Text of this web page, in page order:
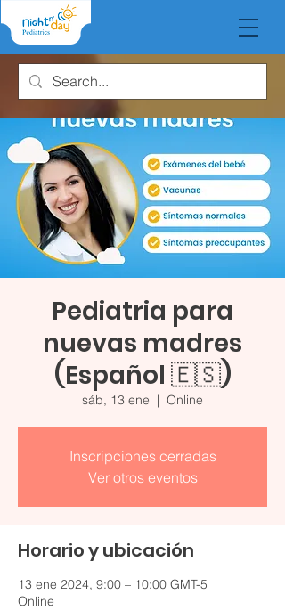
Pediatria para
nuevas madres
(Español 🇪🇸)
sáb, 13 ene
  |
Online
Inscripciones cerradas
Ver otros eventos
Horario y ubicación
13 ene 2024, 9:00 – 10:00 GMT-5
Online